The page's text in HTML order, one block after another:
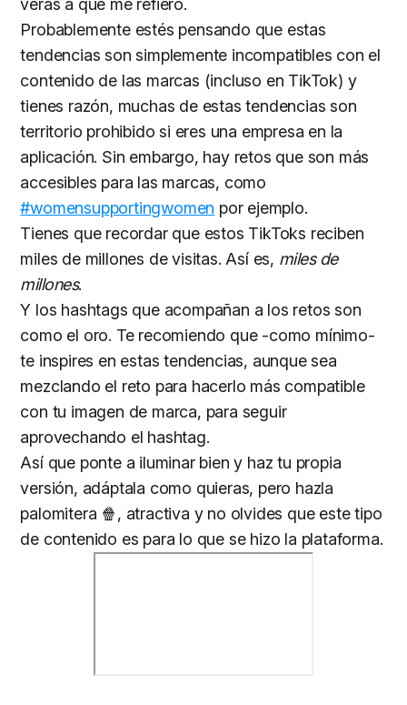
verás a qué me refiero.
Probablemente estés pensando que estas
tendencias son simplemente incompatibles con el
contenido de las marcas (incluso en TikTok) y
tienes razón, muchas de estas tendencias son
territorio prohibido si eres una empresa en la
aplicación. Sin embargo, hay retos que son más
accesibles para las marcas, como
#womensupportingwomen por ejemplo.
Tienes que recordar que estos TikToks reciben
miles de millones de visitas. Así es, miles de
millones.
Y los hashtags que acompañan a los retos son
como el oro. Te recomiendo que -como mínimo-
te inspires en estas tendencias, aunque sea
mezclando el reto para hacerlo más compatible
con tu imagen de marca, para seguir
aprovechando el hashtag.
Así que ponte a iluminar bien y haz tu propia
versión, adáptala como quieras, pero hazla
palomitera 🍿, atractiva y no olvides que este tipo
de contenido es para lo que se hizo la plataforma.